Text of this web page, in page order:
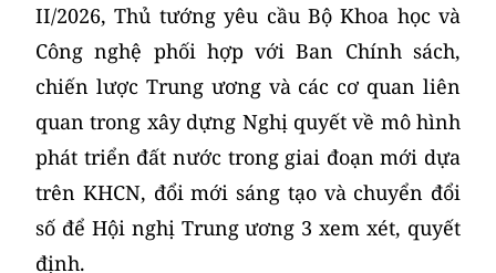
II/2026, Thủ tướng yêu cầu Bộ Khoa học và
Công nghệ phối hợp với Ban Chính sách,
chiến lược Trung ương và các cơ quan liên
quan trong xây dựng Nghị quyết về mô hình
phát triển đất nước trong giai đoạn mới dựa
trên KHCN, đổi mới sáng tạo và chuyển đổi
số để Hội nghị Trung ương 3 xem xét, quyết
định.